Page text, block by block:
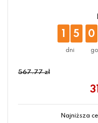
1 5 0
567.77 zł
Najniższa